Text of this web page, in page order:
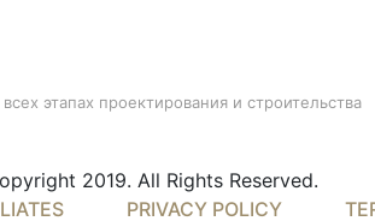
этапах проектирования и строительства
2019. All Rights Reserved.
PRIVACY POLICY